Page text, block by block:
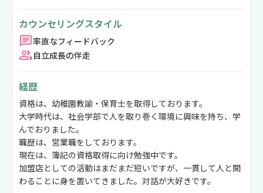
カウンセリングスタイル
率直なフィードバック
自立成長の伴走
経歴
資格は、幼稚園教諭・保育士を取得しております。
大学時代は、社会学部で人を取り巻く環境に興味を持ち、学
んでおりました。
職歴は、営業職をしております。
現在は、簿記の資格取得に向け勉強中です。
加盟店としての活動はまだまだ短いですが、一貫して人と関
わることに身を置いてきました。対話が大好きです。